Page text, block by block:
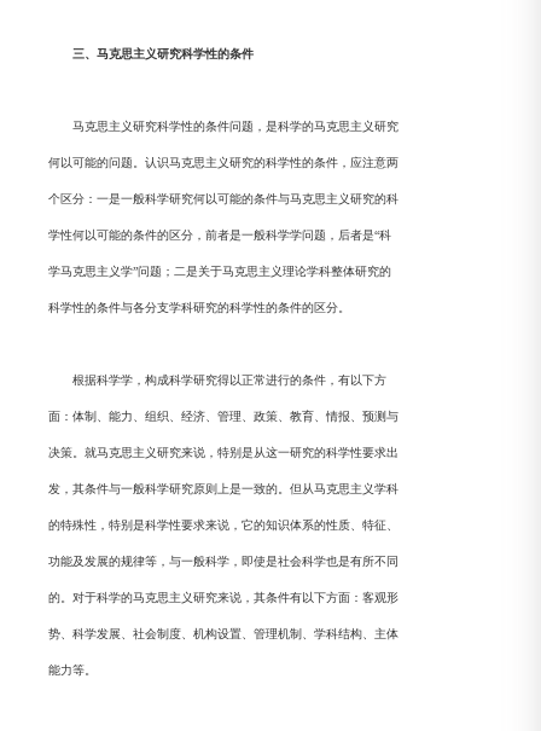
三、马克思主义研究科学性的条件
马克思主义研究科学性的条件问题，是科学的马克思主义研究
何以可能的问题。认识马克思主义研究的科学性的条件，应注意两
个区分：一是一般科学研究何以可能的条件与马克思主义研究的科
学性何以可能的条件的区分，前者是一般科学学问题，后者是“科
学马克思主义学”问题；二是关于马克思主义理论学科整体研究的
科学性的条件与各分支学科研究的科学性的条件的区分。
根据科学学，构成科学研究得以正常进行的条件，有以下方
面：体制、能力、组织、经济、管理、政策、教育、情报、预测与
决策。就马克思主义研究来说，特别是从这一研究的科学性要求出
发，其条件与一般科学研究原则上是一致的。但从马克思主义学科
的特殊性，特别是科学性要求来说，它的知识体系的性质、特征、
功能及发展的规律等，与一般科学，即使是社会科学也是有所不同
的。对于科学的马克思主义研究来说，其条件有以下方面：客观形
势、科学发展、社会制度、机构设置、管理机制、学科结构、主体
能力等。